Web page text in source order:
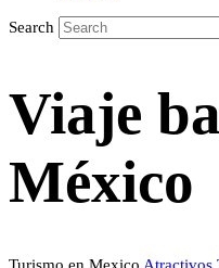
Search
Viaje
México
Turismo en Mexico Atractivos